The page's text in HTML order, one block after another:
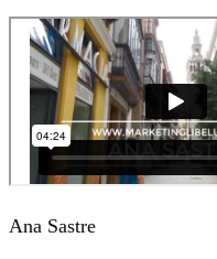
Ana Sastre